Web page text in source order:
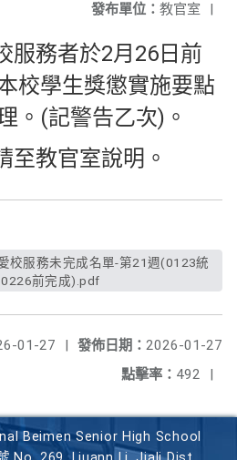
發布單位： 教官室 |
服務者於2月26日前
校學生獎懲實施要點
。(記警告乙次)。
至教官室說明。
0226前完成).pdf
發佈日期： 2026-01-27
01-27
|
點擊率： 492 |
Beimen Senior High School